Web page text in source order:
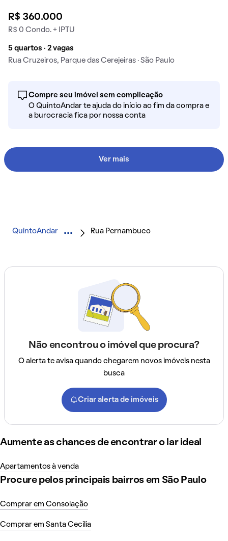
R$ 360.000
R$ 0 Condo. + IPTU
5 quartos · 2 vagas
Rua Cruzeiros, Parque das Cerejeiras · São Paulo
Compre seu imóvel sem complicação
O QuintoAndar te ajuda do início ao fim da compra e
a burocracia fica por nossa conta
Ver mais
QuintoAndar Rua Pernambuco
Não encontrou o imóvel que procura?
O alerta te avisa quando chegarem novos imóveis nesta
busca
Criar alerta de imóveis
Aumente as chances de encontrar o lar ideal
Apartamentos à venda
Procure pelos principais bairros em São Paulo
Comprar em Consolação
Comprar em Santa Cecilia